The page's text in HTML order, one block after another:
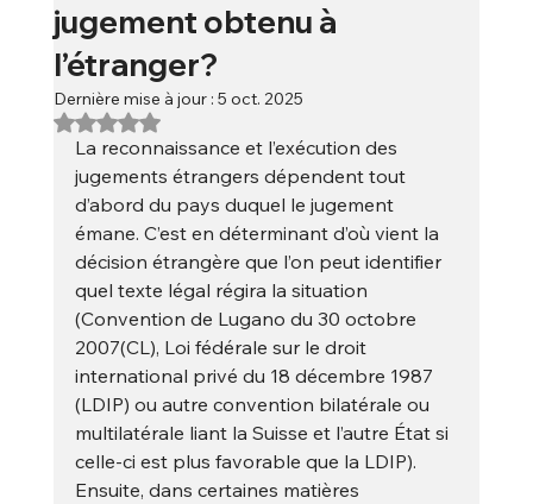
jugement obtenu à
l’étranger?
Dernière mise à jour : 5 oct. 2025
Noté NaN étoiles sur 5.
La reconnaissance et l’exécution des
jugements étrangers dépendent tout
d’abord du pays duquel le jugement
émane. C’est en déterminant d’où vient la
décision étrangère que l’on peut identifier
quel texte légal régira la situation
(Convention de Lugano du 30 octobre
2007(CL), Loi fédérale sur le droit
international privé du 18 décembre 1987
(LDIP) ou autre convention bilatérale ou
multilatérale liant la Suisse et l’autre État si
celle-ci est plus favorable que la LDIP).
Ensuite, dans certaines matières